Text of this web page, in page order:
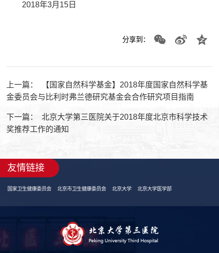
2018年3月15日
分享到：
上一篇：
【国家自然科学基金】2018年度国家自然科学基
金委员会与比利时弗兰德研究基金会合作研究项目指南
下一篇：
北京大学第三医院关于2018年度北京市科学技术
奖推荐工作的通知
友情链接
国家卫生健康委员会 北京市卫生健康委员会 北京大学 北京大学医学部